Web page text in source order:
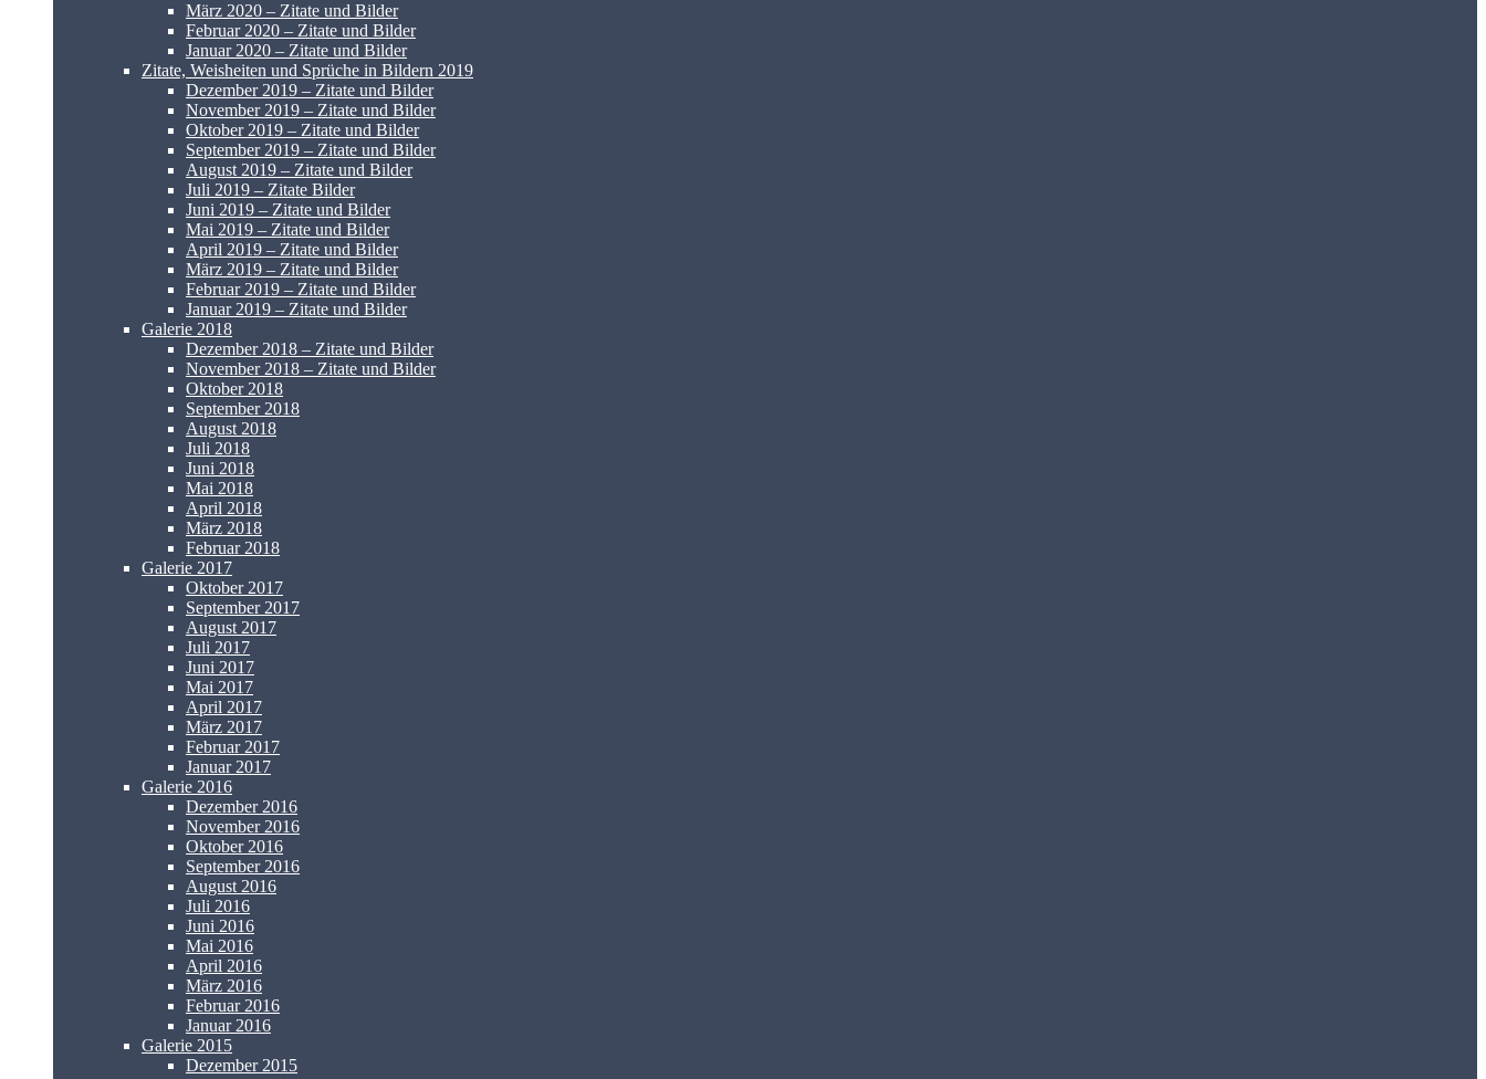
März 2020 – Zitate und Bilder
Februar 2020 – Zitate und Bilder
Januar 2020 – Zitate und Bilder
Zitate, Weisheiten und Sprüche in Bildern 2019
Dezember 2019 – Zitate und Bilder
November 2019 – Zitate und Bilder
Oktober 2019 – Zitate und Bilder
September 2019 – Zitate und Bilder
August 2019 – Zitate und Bilder
Juli 2019 – Zitate Bilder
Juni 2019 – Zitate und Bilder
Mai 2019 – Zitate und Bilder
April 2019 – Zitate und Bilder
März 2019 – Zitate und Bilder
Februar 2019 – Zitate und Bilder
Januar 2019 – Zitate und Bilder
Galerie 2018
Dezember 2018 – Zitate und Bilder
November 2018 – Zitate und Bilder
Oktober 2018
September 2018
August 2018
Juli 2018
Juni 2018
Mai 2018
April 2018
März 2018
Februar 2018
Galerie 2017
Oktober 2017
September 2017
August 2017
Juli 2017
Juni 2017
Mai 2017
April 2017
März 2017
Februar 2017
Januar 2017
Galerie 2016
Dezember 2016
November 2016
Oktober 2016
September 2016
August 2016
Juli 2016
Juni 2016
Mai 2016
April 2016
März 2016
Februar 2016
Januar 2016
Galerie 2015
Dezember 2015